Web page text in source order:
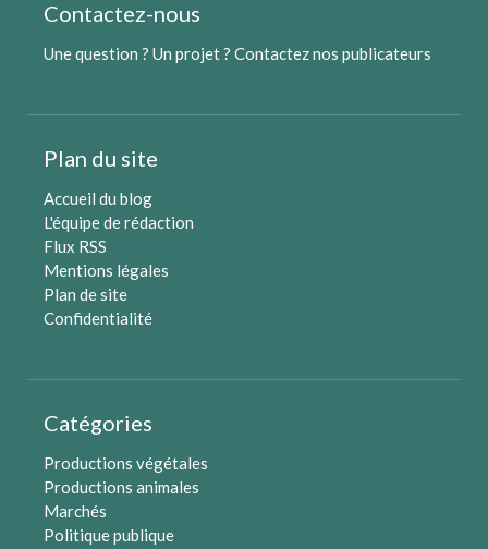
Contactez-nous
Une question ? Un projet ? Contactez nos publicateurs
Plan du site
Accueil du blog
L'équipe de rédaction
Flux RSS
Mentions légales
Plan de site
Confidentialité
Catégories
Productions végétales
Productions animales
Marchés
Politique publique